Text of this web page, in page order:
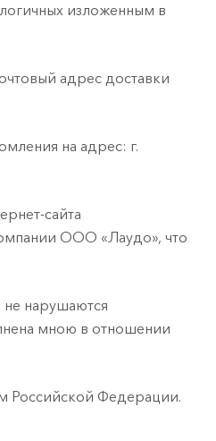
изложенным в
адрес доставки
на адрес: г.
сайта
ООО «Лаудо», что
нарушаются
мною в отношении
Российской Федерации.